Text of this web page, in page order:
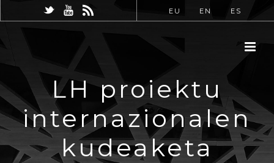
EU EN ES
LH proiektu
internazionalen
kudeaketa